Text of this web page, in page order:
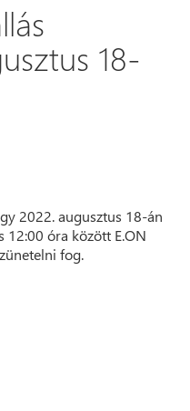
18-
2022. augusztus 18-án
12:00 óra között E.ON
fog.